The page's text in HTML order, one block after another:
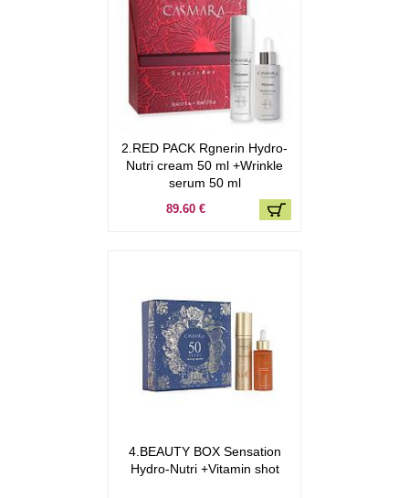
2.RED PACK Rgnerin Hydro-
Nutri cream 50 ml +Wrinkle
serum 50 ml
89.60 €
4.BEAUTY BOX Sensation
Hydro-Nutri +Vitamin shot